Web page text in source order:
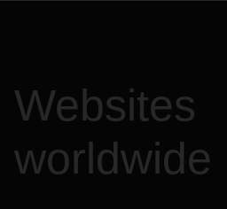
Websites
worldwide